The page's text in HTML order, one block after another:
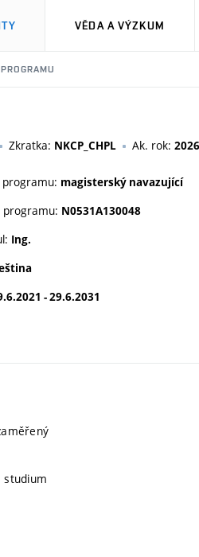
VĚDA A VÝZKUM
Zkratka: NKCP_CHPL Ak. rok:
programu: magisterský navazující
programu: N0531A130048
Ing.
- 29.6.2031
studium